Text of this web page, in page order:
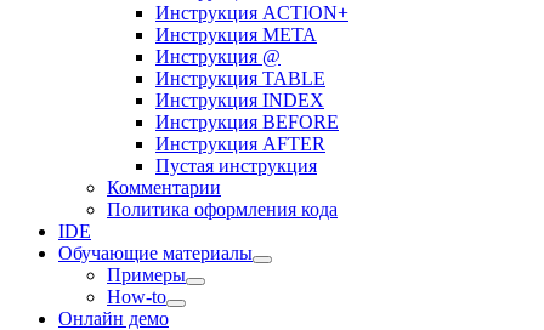
Инструкция ACTION+
Инструкция META
Инструкция @
Инструкция TABLE
Инструкция INDEX
Инструкция BEFORE
Инструкция AFTER
Пустая инструкция
Комментарии
Политика оформления кода
IDE
Обучающие материалы
Примеры
How-to
Онлайн демо